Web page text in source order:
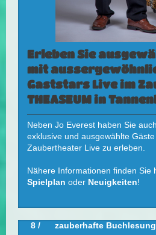
Erleben Sie
mit
Gaststars Live im
THEASEUM in
Neben Jo Everest haben Sie
exklusive und ausgewählte
Zaubertheater Live zu erleben.
Nähere Informationen finden Sie
Spielplan oder Neuigkeiten!
8 / zauberhafte